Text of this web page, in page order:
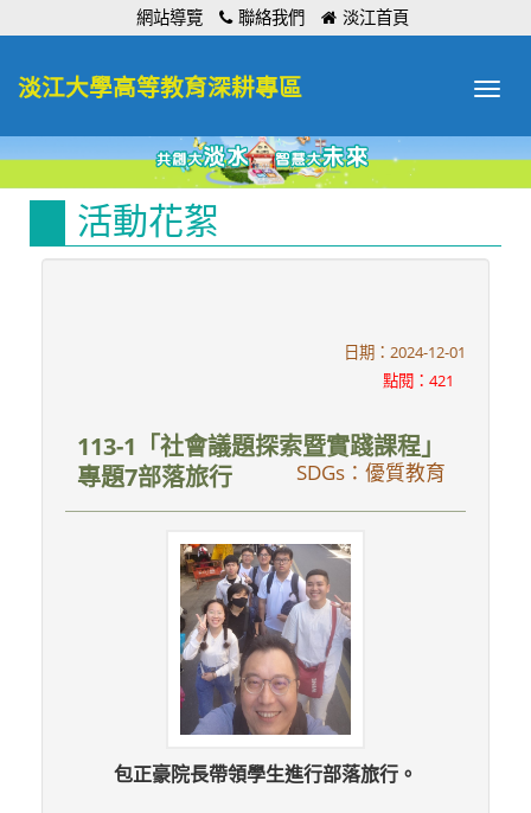
網站導覽 聯絡我們 淡江首頁
Toggle
淡江大學高等教育深耕專區
活動花絮
日期：2024-12-01
點閱：421
113-1「社會議題探索暨實踐課程」
專題7部落旅行
SDGs：優質教育
包正豪院長帶領學生進行部落旅行。